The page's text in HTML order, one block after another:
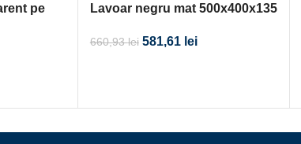
pe
Lavoar negru mat 500x400x135
660,93lei 581,61 lei